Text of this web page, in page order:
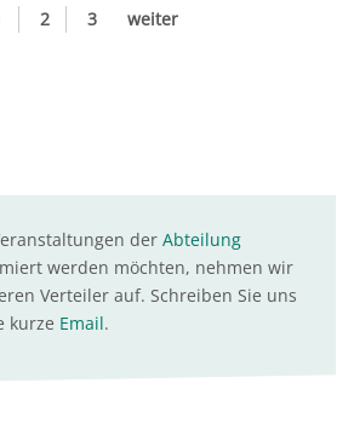
2 3 weiter
der Abteilung
werden möchten, nehmen wir
Verteiler auf. Schreiben Sie uns
kurze Email.